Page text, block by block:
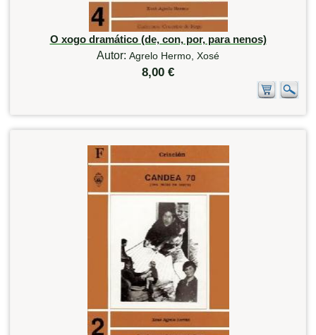
O xogo dramático (de, con, por, para nenos)
Autor: Agrelo Hermo, Xosé
8,00 €